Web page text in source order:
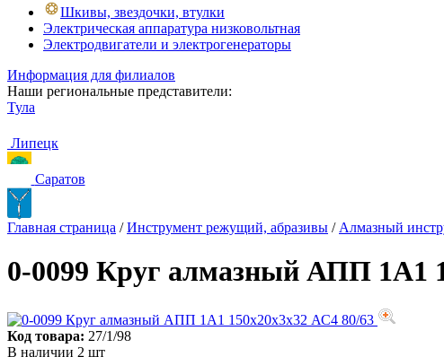
Шкивы, звездочки, втулки
Электрическая аппаратура низковольтная
Электродвигатели и электрогенераторы
Информация для филиалов
Наши региональные представители:
Тула
Липецк
Саратов
Главная страница / Инструмент режущий, абразивы / Алмазный
0-0099 Круг алмазный АПП 1А1
Код товара: 27/1/98
В наличии 2 шт